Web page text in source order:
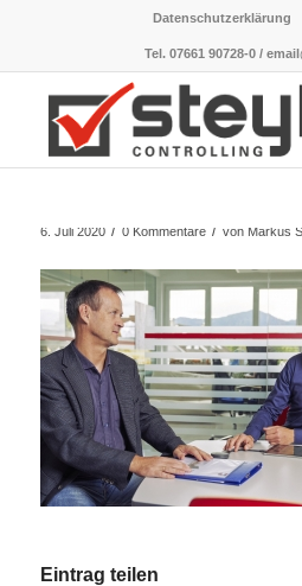
Datenschutzerklärung
Tel. 07661 90728-0 /
6. Juli 2020 / 0 Kommentare / von Markus
Eintrag teilen